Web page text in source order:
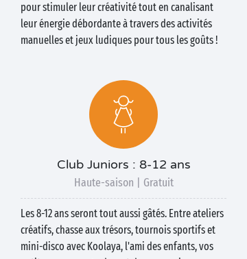
pour stimuler leur créativité tout en canalisant
leur énergie débordante à travers des activités
manuelles et jeux ludiques pour tous les goûts !
Club Juniors : 8-12 ans
Haute-saison | Gratuit
Les 8-12 ans seront tout aussi gâtés. Entre ateliers
créatifs, chasse aux trésors, tournois sportifs et
mini-disco avec Koolaya, l'ami des enfants, vos